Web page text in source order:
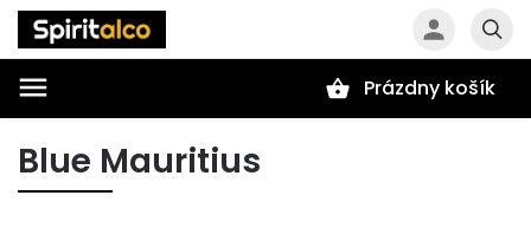
Prázdny košík
Blue Mauritius